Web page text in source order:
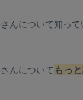
んについて知っ
んについて もっ